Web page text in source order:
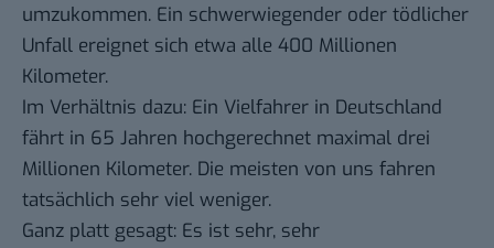
umzukommen. Ein schwerwiegender oder tödlicher
Unfall ereignet sich etwa alle 400 Millionen
Kilometer.
Im Verhältnis dazu: Ein Vielfahrer in Deutschland
fährt in 65 Jahren hochgerechnet maximal drei
Millionen Kilometer. Die meisten von uns fahren
tatsächlich sehr viel weniger.
Ganz platt gesagt: Es ist sehr, sehr